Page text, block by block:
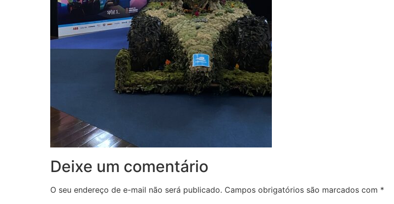
Deixe um comentário
O seu endereço de e-mail não será publicado. Campos obrigatórios são marcados com *